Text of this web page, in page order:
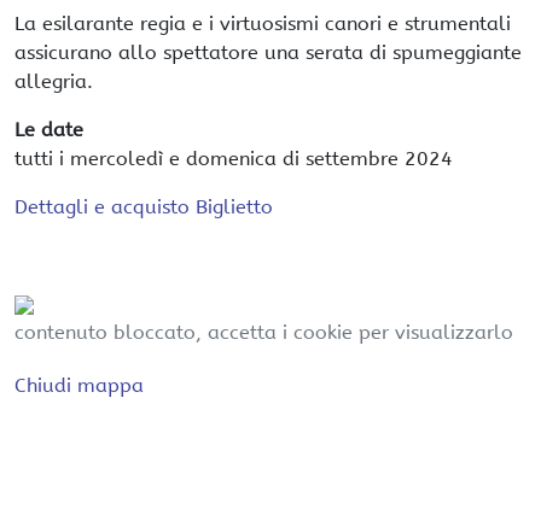
La esilarante regia e i virtuosismi canori e strumentali
assicurano allo spettatore una serata di spumeggiante
allegria.
Le date
tutti i mercoledì e domenica di settembre 2024
Dettagli e acquisto Biglietto
contenuto bloccato, accetta i cookie per visualizzarlo
Chiudi mappa